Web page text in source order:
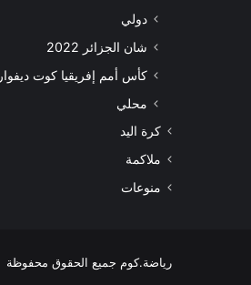
دولي
شان الجزائر 2022
كأس أمم إفريقيا كوت ديفوار 2024
محلي
كرة اليد
ملاكمة
منوعات
رياضة.كوم جميع الحقوق محفوظة